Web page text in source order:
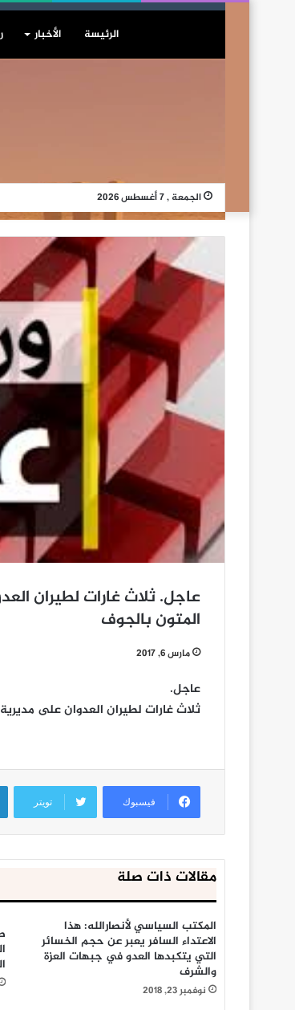
الرئيسة الأخبار
الجمعة , 7 أغسطس 2026
عاجل. ثلاث غارات لطيران
المتون بالجوف
مارس 6, 2017
عاجل.
ثلاث غارات لطيران العدوان على
فيسبوك تويتر
مقالات ذات صلة
المكتب السياسي لأنصارالله: هذا
الاعتداء السافر يعبر عن حجم الخسائر
التي يتكبدها العدو في جبهات العزة
والشرف
نوفمبر 23, 2018